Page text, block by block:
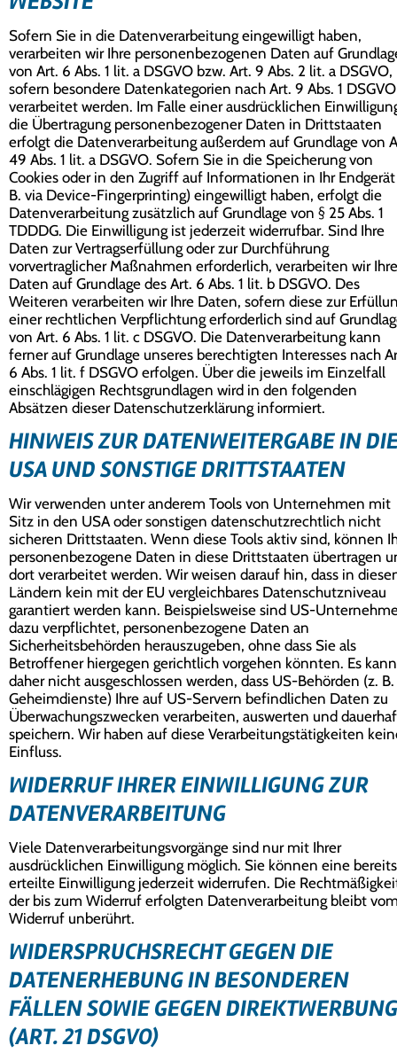
Sofern Sie in die Datenverarbeitung eingewilligt haben,
verarbeiten wir Ihre personenbezogenen Daten auf
von Art. 6 Abs. 1 lit. a DSGVO bzw. Art. 9 Abs. 2 lit. a DSGVO,
sofern besondere Datenkategorien nach Art. 9 Abs. 1 DSGVO
verarbeitet werden. Im Falle einer ausdrücklichen
die Übertragung personenbezogener Daten in Drittstaaten
erfolgt die Datenverarbeitung außerdem auf Grundlage von
49 Abs. 1 lit. a DSGVO. Sofern Sie in die Speicherung von
Cookies oder in den Zugriff auf Informationen in Ihr
B. via Device-Fingerprinting) eingewilligt haben, erfolgt die
Datenverarbeitung zusätzlich auf Grundlage von § 25 Abs. 1
TDDDG. Die Einwilligung ist jederzeit widerrufbar. Sind Ihre
Daten zur Vertragserfüllung oder zur Durchführung
vorvertraglicher Maßnahmen erforderlich, verarbeiten wir Ihre
Daten auf Grundlage des Art. 6 Abs. 1 lit. b DSGVO. Des
Weiteren verarbeiten wir Ihre Daten, sofern diese zur
einer rechtlichen Verpflichtung erforderlich sind auf
von Art. 6 Abs. 1 lit. c DSGVO. Die Datenverarbeitung kann
ferner auf Grundlage unseres berechtigten Interesses nach
6 Abs. 1 lit. f DSGVO erfolgen. Über die jeweils im Einzelfall
einschlägigen Rechtsgrundlagen wird in den folgenden
Absätzen dieser Datenschutzerklärung informiert.
HINWEIS ZUR DATENWEITERGABE IN
USA UND SONSTIGE DRITTSTAATEN
Wir verwenden unter anderem Tools von Unternehmen mit
Sitz in den USA oder sonstigen datenschutzrechtlich nicht
sicheren Drittstaaten. Wenn diese Tools aktiv sind, können
personenbezogene Daten in diese Drittstaaten übertragen
dort verarbeitet werden. Wir weisen darauf hin, dass in
Ländern kein mit der EU vergleichbares Datenschutzniveau
garantiert werden kann. Beispielsweise sind US-
dazu verpflichtet, personenbezogene Daten an
Sicherheitsbehörden herauszugeben, ohne dass Sie als
Betroffener hiergegen gerichtlich vorgehen könnten. Es kann
daher nicht ausgeschlossen werden, dass US-Behörden (z. B.
Geheimdienste) Ihre auf US-Servern befindlichen Daten zu
Überwachungszwecken verarbeiten, auswerten und
speichern. Wir haben auf diese Verarbeitungstätigkeiten
Einfluss.
WIDERRUF IHRER EINWILLIGUNG ZUR
DATENVERARBEITUNG
Viele Datenverarbeitungsvorgänge sind nur mit Ihrer
ausdrücklichen Einwilligung möglich. Sie können eine bereits
erteilte Einwilligung jederzeit widerrufen. Die
der bis zum Widerruf erfolgten Datenverarbeitung bleibt
Widerruf unberührt.
WIDERSPRUCHSRECHT GEGEN DIE
DATENERHEBUNG IN BESONDEREN
FÄLLEN SOWIE GEGEN DIREKTWERBUNG
(ART. 21 DSGVO)